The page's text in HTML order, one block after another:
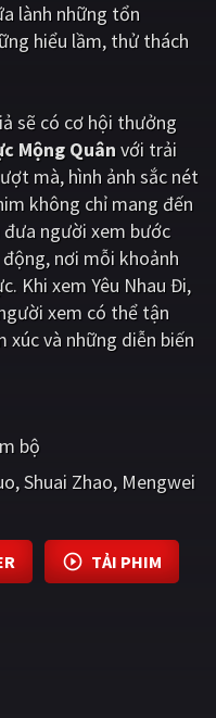
học - Tài liệu
đình
sử
sử
Việt Nam
lành những tổn
hiểu lầm, thử thách
sẽ có cơ hội thưởng
Mộng Quânvới trải
mà, hình ảnh sắc nét
không chỉ mang đến
người xem bước
nơi mỗi khoảnh
Khi xem Yêu Nhau Đi,
xem có thể tận
xúc và những diễn biến
bộ
Shuai Zhao Mengwei
TẢI PHIM